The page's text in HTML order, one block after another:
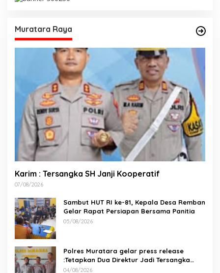
Muratara Raya
Karim : Tersangka SH Janji Kooperatif
07/08/2026
Sambut HUT RI ke-81, Kepala Desa Remban
Gelar Rapat Persiapan Bersama Panitia
05/08/2026
Polres Muratara gelar press release
:Tetapkan Dua Direktur Jadi Tersangka
Kecelakaan Maut antara Bus ALS dan
04/08/2026